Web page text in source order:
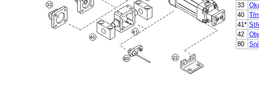
33
40
41*
42
80